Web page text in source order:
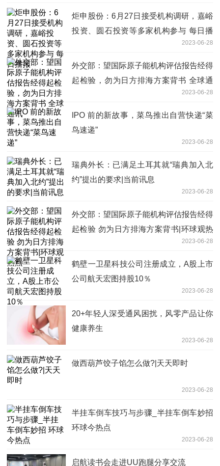
炬申股份：6月27日接受机构调研，嘉峪
投资、圆石投资等多家机构参与 每日播
2023-06-28
外交部：望国际原子能机构评估报告经得
起检验，勿为日方排海方案背书 全球通
2023-06-28
IPO 前的新故事，菜鸟推出自营快递“菜
鸟速递”
2023-06-28
瑞典外长：已满足土耳其就“瑞典加入北
约”提出的要求|当前讯息
2023-06-28
外交部：望国际原子能机构评估报告经得
起检验 勿为日方排海方案背书|环球观热
2023-06-28
鹤壁一卫星科技公司注册成立，A股上市
公司航天宏图持股10％
2023-06-28
20+年轻人深受通风困扰，风零产品让你
健康养生
2023-06-28
做西葫芦饺子馅怎么做?|天天即时
2023-06-28
半挂车倒车技巧与步骤_半挂车倒车妙招
环球今热点
2023-06-28
​启航读书会走进UU跑腿分享交流